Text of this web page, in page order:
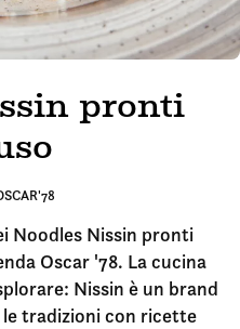
pronti
Noodles Nissin pronti
Oscar '78. La cucina
Nissin è un brand
tradizioni con ricette